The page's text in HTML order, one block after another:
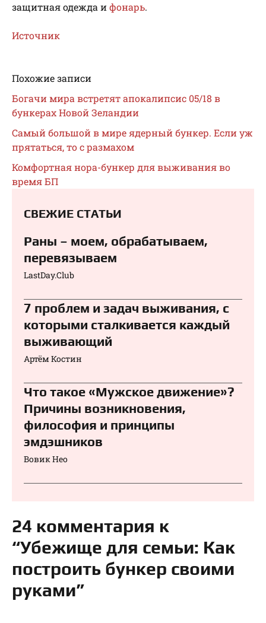
защитная одежда и фонарь.
Источник
Похожие записи
Богачи мира встретят апокалипсис 05/18 в
бункерах Новой Зеландии
Самый большой в мире ядерный бункер. Если уж
прятаться, то с размахом
Комфортная нора-бункер для выживания во
время БП
СВЕЖИЕ СТАТЬИ
Раны – моем, обрабатываем,
перевязываем⁠⁠
LastDay.Club
7 проблем и задач выживания, с
которыми сталкивается каждый
выживающий
Артём Костин
Что такое «Мужское движение»?
Причины возникновения,
философия и принципы
эмдэшников
Вовик Нео
24 комментария к
“Убежище для семьи: Как
построить бункер своими
руками”